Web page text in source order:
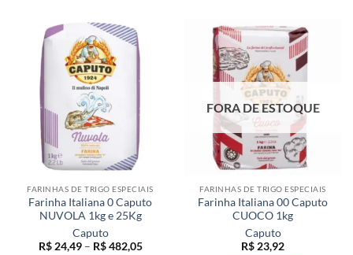
FARINHAS DE TRIGO ESPECIAIS
Farinha Italiana 0 Caputo
NUVOLA 1kg e 25Kg
Caputo
R$24,49 – R$482,05Faixa
FORA DE ESTOQUE
FARINHAS DE TRIGO ESPECIAIS
Farinha Italiana 00 Caputo
CUOCO 1kg
Caputo
R$ 23,92